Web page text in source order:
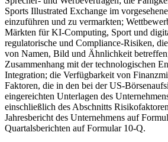
Sports Illustrated Exchange im
einzuführen und zu vermarkten;
Märkten für KI-Computing, Sport und
regulatorische und Compliance-Risiken,
von Namen, Bild und Ähnlichkeit
Zusammenhang mit der technologischen
Integration; die Verfügbarkeit von
Faktoren, die in den bei der US-
eingereichten Unterlagen des
einschließlich des Abschnitts
Jahresbericht des Unternehmens auf
Quartalsberichten auf Formular 10-Q.